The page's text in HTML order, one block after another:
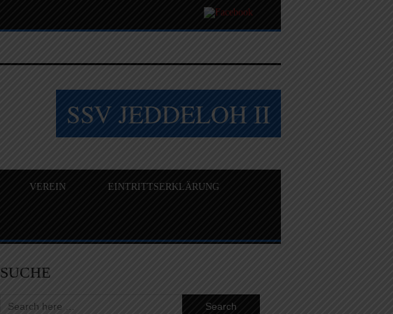
SSV JEDDELOH II
VEREIN EINTRITTSERKLÄRUNG
SUCHE